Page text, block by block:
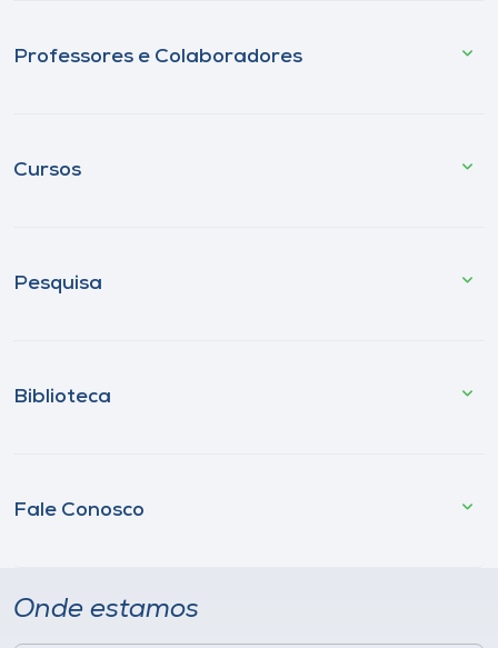
Professores e Colaboradores
Cursos
Pesquisa
Biblioteca
Fale Conosco
Onde estamos